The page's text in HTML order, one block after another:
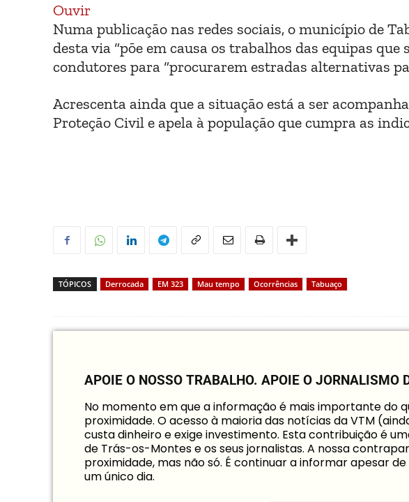
Ouvir
Numa publicação nas redes sociais, o município de
desta via “põe em causa os trabalhos das equipas
condutores para “procurarem estradas alternativas
Acrescenta ainda que a situação está a ser
Proteção Civil e apela à população que cumpra as
TÓPICOS Derrocada EM 323 Mau tempo Ocorrências Tabuaço
APOIE O NOSSO TRABALHO. APOIE O JORNALISMO
No momento em que a informação é mais importante do
proximidade. O acesso à maioria das notícias da VTM
custa dinheiro e exige investimento. Esta contribuição é
de Trás-os-Montes e os seus jornalistas. A nossa
proximidade, mas não só. É continuar a informar apesar
um único dia.